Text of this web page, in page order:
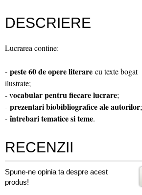
DESCRIERE
Lucrarea contine:
- peste 60 de opere literare cu texte bogat
ilustrate;
- vocabular pentru fiecare lucrare;
- prezentari biobibliografice ale autorilor;
-întrebari tematice si teme.
RECENZII
Spune-ne opinia ta despre acest
produs!